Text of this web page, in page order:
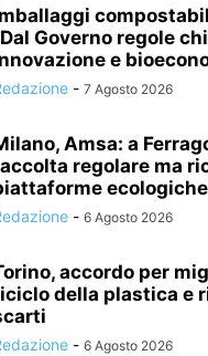
Governo regole
e
- 7 Agosto 2026
Amsa: a
regolare ma
- 6 Agosto 2026
accordo per
della plastica e
- 6 Agosto 2026